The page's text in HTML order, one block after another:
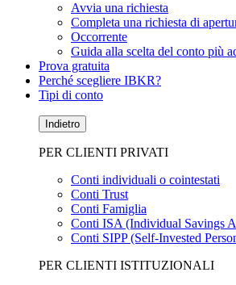
Avvia una richiesta
Completa una richiesta di
Occorrente
Guida alla scelta del conto più
Prova gratuita
Perché scegliere IBKR?
Tipi di conto
Indietro
PER CLIENTI PRIVATI
Conti individuali o cointestati
Conti Trust
Conti Famiglia
Conti ISA (Individual Savings
Conti SIPP (Self-Invested
PER CLIENTI ISTITUZIONALI